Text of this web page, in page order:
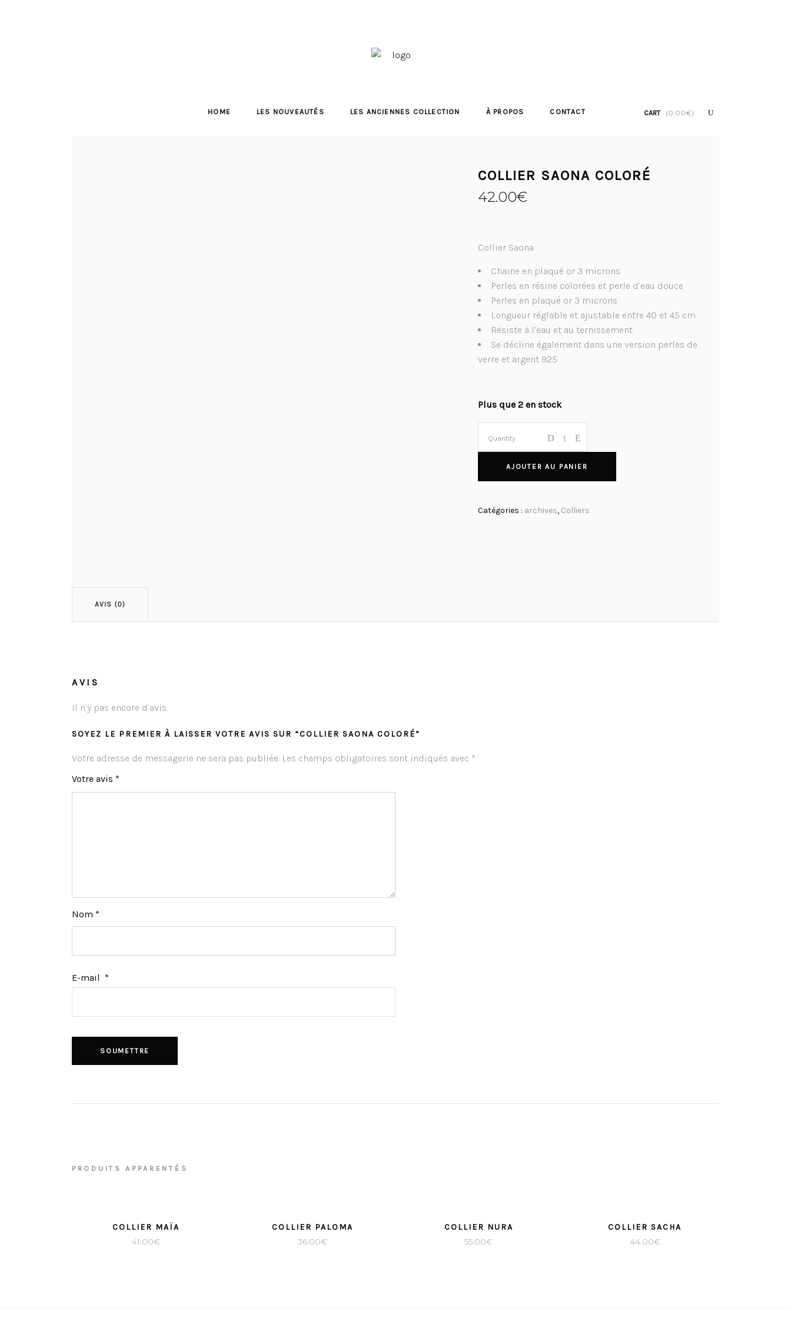
HOME LES NOUVEAUTÉS LES ANCIENNES COLLECTION À PROPOS CONTACT CART (0.00€)
COLLIER SAONA COLORÉ
42.00€
Collier Saona
Chaine en plaqué or 3 microns
Perles en résine colorées et perle d’eau douce
Perles en plaqué or 3 microns
Longueur réglable et ajustable entre 40 et 45 cm
Résiste à l’eau et au ternissement
Se décline également dans une version perles de
verre et argent 925
Plus que 2 en stock
Quantity
AJOUTER AU PANIER
Catégories : archives, Colliers
AVIS (0)
AVIS
Il n’y pas encore d’avis.
SOYEZ LE PREMIER À LAISSER VOTRE AVIS SUR “COLLIER SAONA COLORÉ”
Votre adresse de messagerie ne sera pas publiée. Les champs obligatoires sont indiqués avec *
Votre avis *
Nom *
E-mail *
PRODUITS APPARENTÉS
COLLIER MAÏA
41.00€
COLLIER PALOMA
36.00€
COLLIER NURA
55.00€
COLLIER SACHA
44.00€